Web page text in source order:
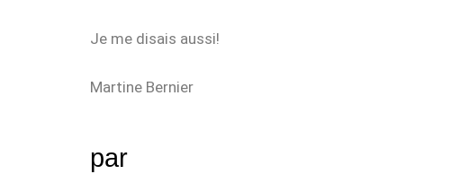
Je me disais aussi!
Martine Bernier
par